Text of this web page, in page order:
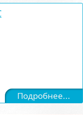
Подробнее...